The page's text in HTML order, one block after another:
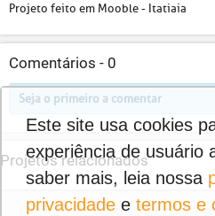
Projeto feito em Mooble - Itatiaia
Comentários - 0
Seja o primeiro a comentar
Projetos relacionados
Este site usa cookies
experiência de usuário
saber mais, leia nossa
privacidadee termos e